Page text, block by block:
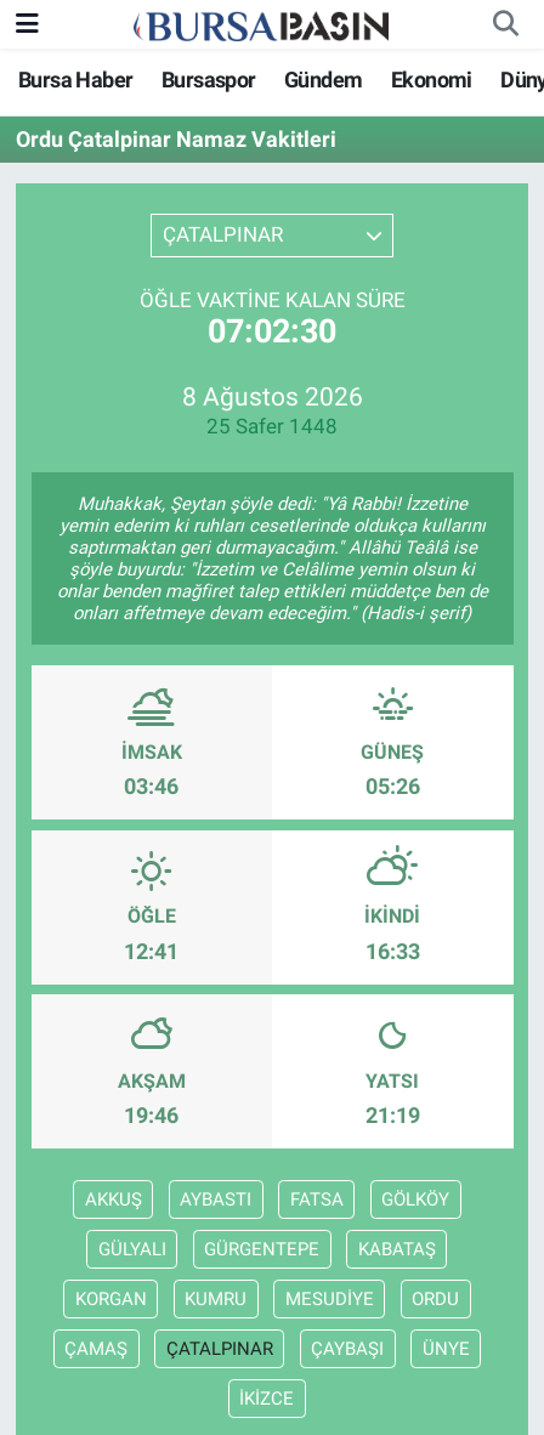
Bursa Haber Bursaspor Gündem Ekonomi
Ordu Çatalpinar Namaz Vakitleri
ÇATALPINAR
ÖĞLE VAKTINE KALAN SÜRE
07:02:30
8 Ağustos 2026
25 Safer 1448
Muhakkak, Şeytan şöyle dedi: "Yâ Rabbi! İzzetine
yemin ederim ki ruhları cesetlerinde oldukça kullarını
saptırmaktan geri durmayacağım." Allâhü Teâlâ ise
şöyle buyurdu: "İzzetim ve Celâlime yemin olsun ki
onlar benden mağfiret talep ettikleri müddetçe ben de
onları affetmeye devam edeceğim." (Hadis-i şerif)
İMSAK
03:46
GÜNEŞ
05:26
ÖĞLE
12:41
İKINDI
16:33
AKŞAM
19:46
YATSI
21:19
AKKUŞ AYBASTI FATSA GÖLKÖY
GÜLYALI GÜRGENTEPE KABATAŞ
KORGAN KUMRU MESUDİYE ORDU
ÇAMAŞ ÇATALPINAR ÇAYBAŞI ÜNYE
İKİZCE
Bursa Haber
Genel
KÜLTÜR-SANAT
Gündem
Sağlık
Eğitim
Ekonomi
Dünya
Teknoloji
Magazin
Siyaset
Nöbetçi Eczaneler
Bursa Nöbetçi Eczaneler
Bursa Hava Durumu
Bursa Namaz Vakitleri
Süper Lig Puan Durumu ve Fikstür
Tüm Manşetler
Haber Arşivi